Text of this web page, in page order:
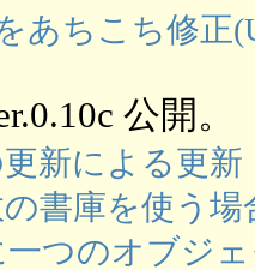
あちこち修
公開。
新による更新
書庫を使う
一つのオブジ